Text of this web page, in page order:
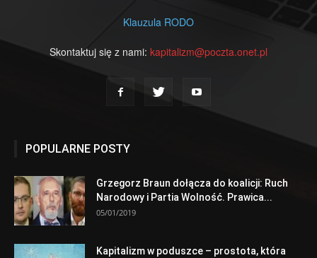
Klauzula RODO
Skontaktuj się z nami: kapitalizm@poczta.onet.pl
POPULARNE POSTY
Grzegorz Braun dołącza do koalicji: Ruch
Narodowy i Partia Wolność. Prawica...
05/01/2019
Kapitalizm w poduszce – prostota, która